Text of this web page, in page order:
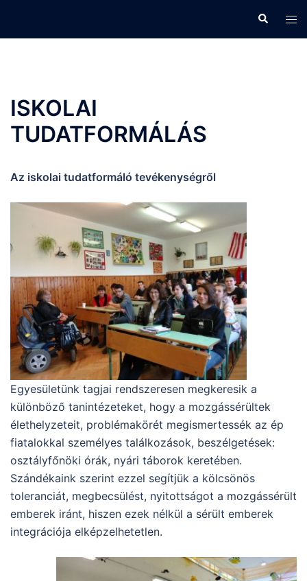
Search
ISKOLAI
TUDATFORMÁLÁS
Az iskolai tudatformáló tevékenységről
Egyesületünk tagjai rendszeresen megkeresik a
különböző tanintézeteket, hogy a mozgássérültek
élethelyzeteit, problémakörét megismertessék az ép
fiatalokkal személyes találkozások, beszélgetések:
osztályfőnöki órák, nyári táborok keretében.
Szándékaink szerint ezzel segítjük a kölcsönös
toleranciát, megbecsülést, nyitottságot a mozgássérült
emberek iránt, hiszen ezek nélkül a sérült emberek
integrációja elképzelhetetlen.